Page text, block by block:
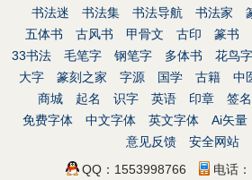
书法迷
书法集 书法导航 书法家
五体书
古风书 甲骨文 古印 篆书
33书法
毛笔字 钢笔字 多体书 花鸟字
大字
篆刻之家 字源 国学 古籍 中
商城
起名 识字 英语 印章 签名
免费字体
中文字体 英文字体 Ai矢量
意见反馈
安全网站
QQ：1553998766
电话